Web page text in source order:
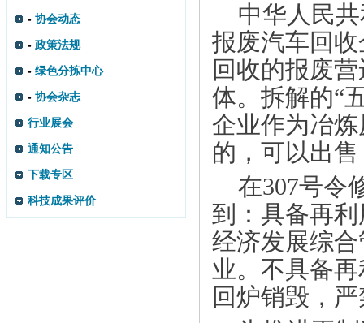
- 协会动态
- 政策法规
- 绿色分拣中心
- 协会杂志
行业展会
通知公告
下载专区
科技成果评价
中华人民
报废汽车回
回收的报废
体。拆解的“
企业作为冶
的，可以出
在307号令
到：具备再
经济发展综
业。不具备
回炉销毁，